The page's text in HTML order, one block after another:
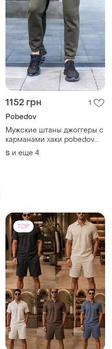
1152 грн 1
Pobedov
Мужские штаны джоггеры с
карманами хаки pobedov
007 зима
S и еще 4
TOP